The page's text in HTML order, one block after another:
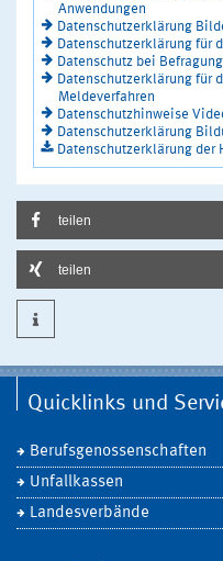
Anwendungen
Datenschutzerklärung
Datenschutzerklärung für
Datenschutz bei
Datenschutzerklärung für
Meldeverfahren
Datenschutzhinweise
Datenschutzerklärung
Datenschutzerklärung der
teilen
teilen
Quicklinks und
Berufsgenossenschaften
Unfallkassen
Landesverbände